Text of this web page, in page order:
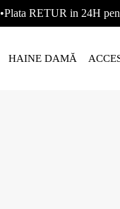
•Plata RETUR in 24H
HAINE DAMĂ